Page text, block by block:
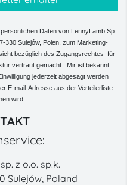
Daten von LennyLamb Sp.
330 Sulejów, Polen, zum Marketing-
bezüglich des Zugangsrechtes für
vertraut gemacht. Mir ist bekannt
jederzeit abgesagt werden
E-mail-Adresse aus der Verteilerliste
wird.
z o.o. sp.k.
Sulejów, Poland